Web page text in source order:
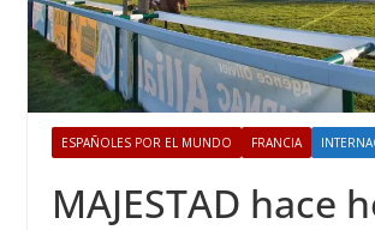
ESPAÑOLES POR EL MUNDO FRANCIA
MAJESTAD hace